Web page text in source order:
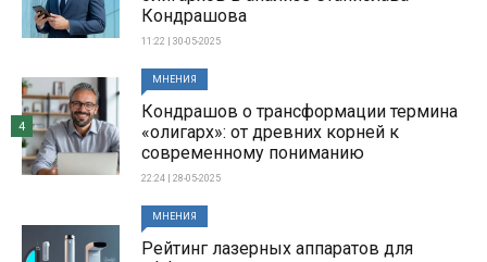
Кондрашова
11:22 | 30-05-2025
МНЕНИЯ
Кондрашов о трансформации термина
«олигарх»: от древних корней к
современному пониманию
22:24 | 28-05-2025
4
МНЕНИЯ
Рейтинг лазерных аппаратов для